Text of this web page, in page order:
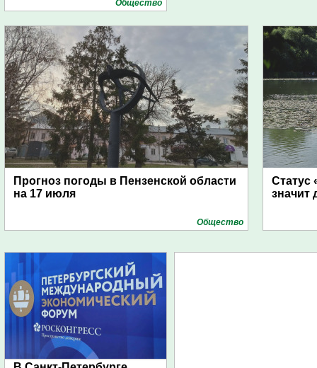
Общество
Прогноз погоды в Пензенской области
на 17 июля
Общество
Статус
значит